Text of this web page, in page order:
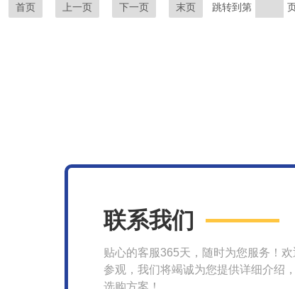
首页 上一页 下一页 末页 跳转到第
联系我们
贴心的客服365天，随时为您服务！
参观，我们将竭诚为您提供详细介绍
选购方案！